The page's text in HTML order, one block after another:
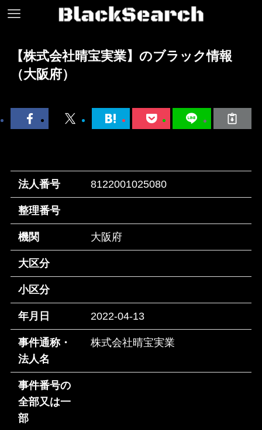
【株式会社晴宝実業】のブラック情報
（大阪府）
法人番号 8122001025080
整理番号
機関 大阪府
大区分
小区分
年月日 2022-04-13
事件通称・
法人名
株式会社晴宝実業
事件番号の
全部又は一
部